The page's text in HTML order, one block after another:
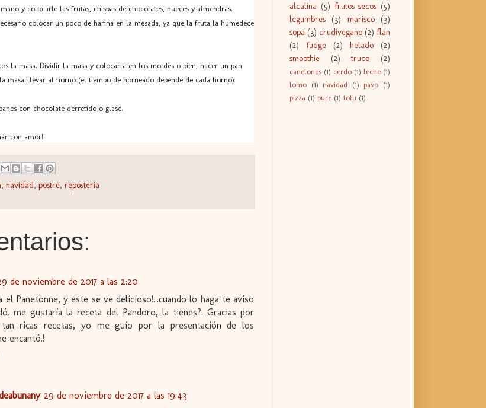
y colocarle las frutas, chispas de chocolates, nueces y almendras.
colocar un poco de harina en la mesada, ya que la fruta la humedece
la masa. Dividir la masa y colocarla en los moldes o bien, hacer un pan
masa.Llevar al horno (el tiempo de horneado depende de cada horno)
con chocolate derretido o glasé.
con amor!!
, navidad, postre, reposteria
de noviembre de 2017 a las 2:20
el Panetonne, y este se ve delicioso!...cuando lo haga te aviso
me gustaría la receta del Pandoro, la tienes?. Gracias por
ricas recetas, yo me guío por la presentación de los
encantó.!
29 de noviembre de 2017 a las 19:43
alcalina (5) frutos secos (5)
legumbres (3) marisco (3)
sopa (3) crudivegano (2) flan
(2)
fudge (2) helado
(2)
smoothie
(2) truco (2)
canelones (1) cerdo (1) leche (1)
lomo (1) navidad (1) pavo (1)
pizza (1) pure (1) tofu (1)